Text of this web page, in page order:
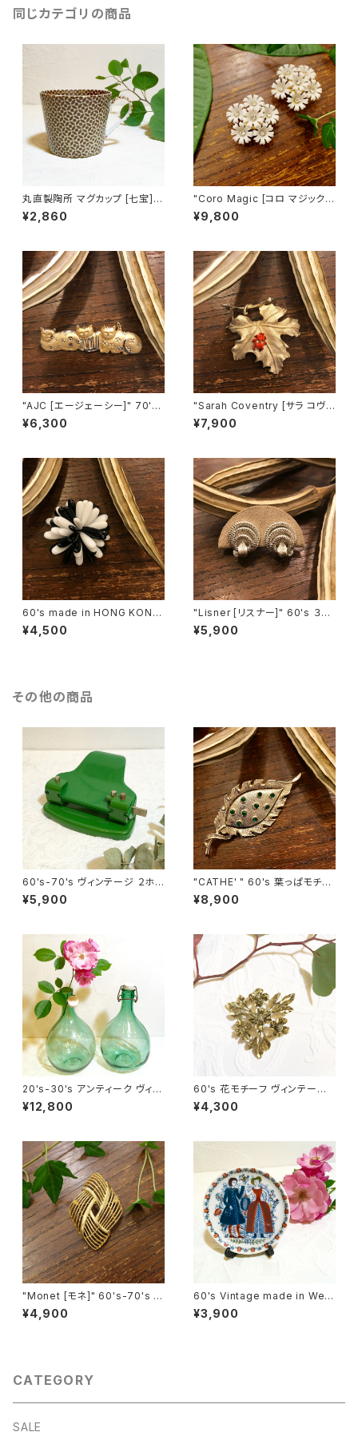
同じカテゴリの商品
丸直製陶所 マグカップ [七宝]
（茶）
¥2,860
"Coro Magic [コロ マジック]"
60's NY買い付け 可憐な白い
花束のような磁石留めヴィンテ
¥9,800
"AJC [エージェーシー]" 70's-
80's ３匹の猫ちゃんが並んだヴ
¥6,300
"Sarah Coventry [サラ コヴェ
ントリー]" 1966年『BIT O' Fa
ntasy』ヴィンテージブローチ
¥7,900
60's made in HONG KONG
Black & White Flower Motif
ヴィンテージブローチ [BV-40
¥4,500
"Lisner [リスナー]" 60's ３つ
の輪を葉っぱで結んだようなヴ
¥5,900
その他の商品
60's-70's ヴィンテージ ２ホ
ール穴あけパンチ made in Cz
echoslovakia [OV-1]
¥5,900
"CATHE' " 60's 葉っぱモチー
フ ヴィンテージブローチ [BV-4
01]
¥8,900
20's-30's アンティーク ヴィン
テージ 大きな陶器栓付きワイン
ボトル(３L）from フランス [GV-
¥12,800
60's 花モチーフ ヴィンテージ
ブローチ [BV-51]
¥4,300
"Monet [モネ]" 60's-70's 大
きくて華やかな菱形 ヴィンテー
¥4,900
60's Vintage made in West
-Germany Small Trinket Pl
ate [CPV-16]
¥3,900
CATEGORY
SALE